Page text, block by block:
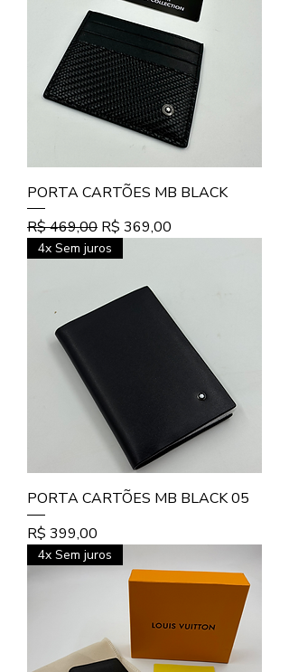
PORTA CARTÕES MB BLACK
Preço normal
R$ 469,00 Preço promocional
R$ 369,00
4x Sem juros
PORTA CARTÕES MB BLACK 05
Preço
R$ 399,00
4x Sem juros